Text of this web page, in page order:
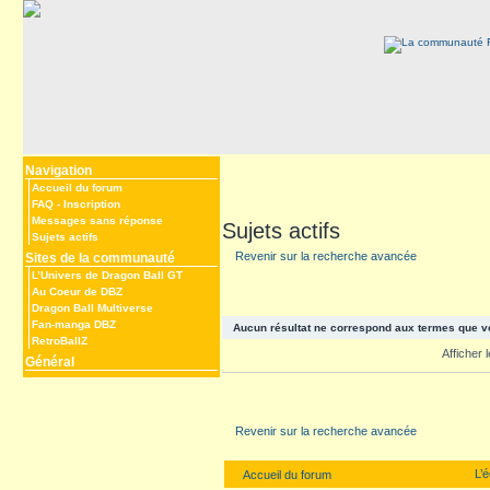
Navigation
Accueil du forum
FAQ - Inscription
Messages sans réponse
Sujets actifs
Sites de la communauté
L’Univers de Dragon Ball GT
Au Coeur de DBZ
Dragon Ball Multiverse
Fan-manga DBZ
RetroBallZ
Général
Sujets actifs
Revenir sur la recherche avancée
Aucun résultat ne correspond aux termes que
Afficher
Revenir sur la recherche avancée
Accueil du forum